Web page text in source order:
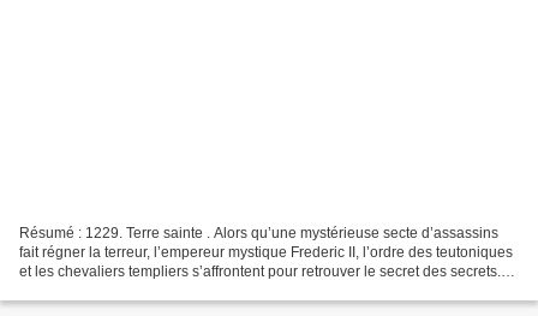
Résumé : 1229. Terre sainte . Alors qu’une mystérieuse secte d’assassins
fait régner la terreur, l’empereur mystique Frederic II, l’ordre des teutoniques
et les chevaliers templiers s’affrontent pour retrouver le secret des secrets.